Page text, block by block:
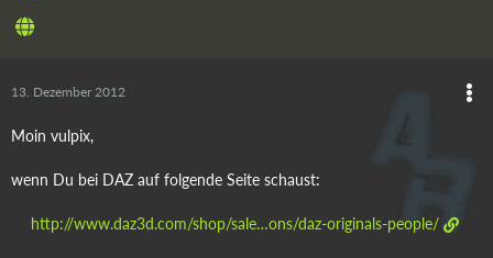
13. Dezember 2012
Moin vulpix,
wenn Du bei DAZ auf folgende Seite schaust:
http://www.daz3d.com/shop/sale…ons/daz-originals-people/